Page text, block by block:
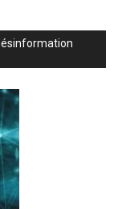
désinformation